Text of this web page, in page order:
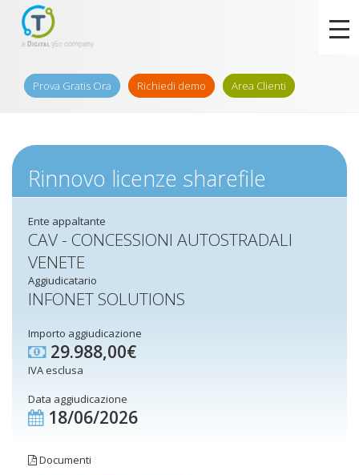
Prova Gratis Ora Richiedi demo Area Clienti
Rinnovo licenze sharefile
Ente appaltante
CAV - CONCESSIONI AUTOSTRADALI
VENETE
Aggiudicatario
INFONET SOLUTIONS
Importo aggiudicazione
29.988,00€
IVA esclusa
Data aggiudicazione
18/06/2026
Documenti